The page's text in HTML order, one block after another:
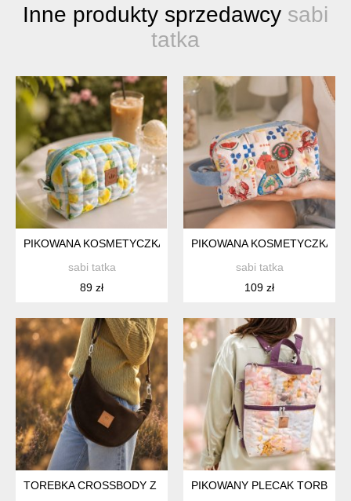
Inne produkty sprzedawcy sabi
tatka
PIKOWANA KOSMETYCZKA Z WELURU POSITANO
sabi tatka
89 zł
PIKOWANA KOSMETYCZKA
sabi tatka
109 zł
TOREBKA CROSSBODY Z CZEKOLADOWEGO NUBUKU
PIKOWANY PLECAK TORBA